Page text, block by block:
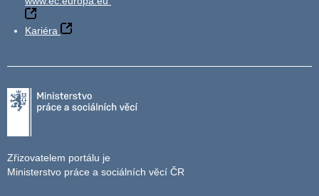
Kariéra
Zřizovatelem portálu je
Ministerstvo práce a sociálních věcí ČR